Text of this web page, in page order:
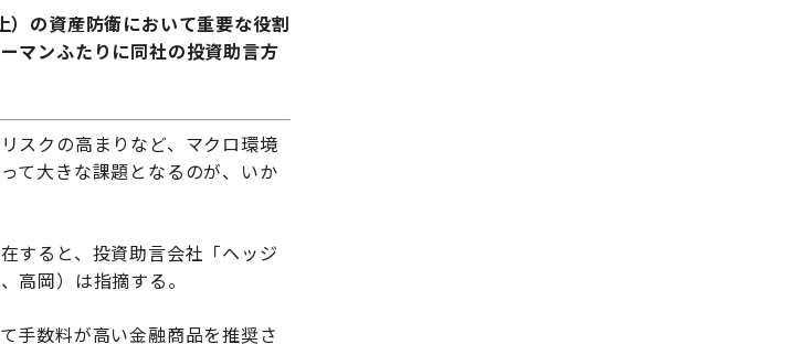
の資産防衛において重要な役割
マンふたりに同社の投資助言方
スクの高まりなど、マクロ環境
て大きな課題となるのが、いか
すると、投資助言会社「ヘッジ
高岡）は指摘する。
手数料が高い金融商品を推奨さ